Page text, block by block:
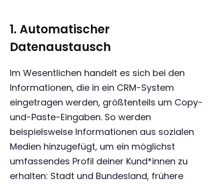
1. Automatischer
Datenaustausch
Im Wesentlichen handelt es sich bei den
Informationen, die in ein CRM-System
eingetragen werden, größtenteils um Copy-
und-Paste-Eingaben. So werden
beispielsweise Informationen aus sozialen
Medien hinzugefügt, um ein möglichst
umfassendes Profil deiner Kund*innen zu
erhalten: Stadt und Bundesland, frühere